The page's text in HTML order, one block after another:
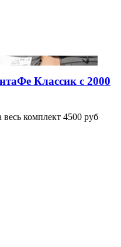
Классик с 2000
комплект 4500 руб